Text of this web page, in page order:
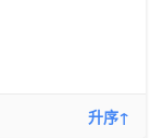
升序↑